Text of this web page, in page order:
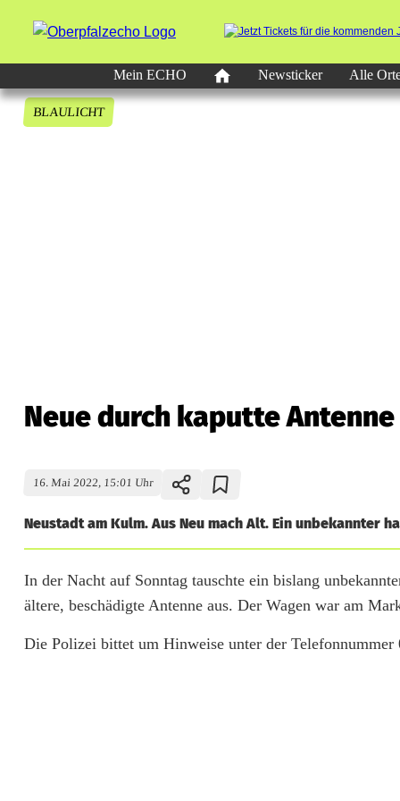
Mein ECHO
Newsticker Alle
BLAULICHT
Neue durch kaputte
16. Mai 2022, 15:01 Uhr
Neustadt am Kulm. Aus Neu mach Alt. Ein unbekannter
N
e
u
In der Nacht auf Sonntag tauschte ein bislang
ältere, beschädigte Antenne aus. Der Wagen war am
Die Polizei bittet um Hinweise unter der Telefonnummer